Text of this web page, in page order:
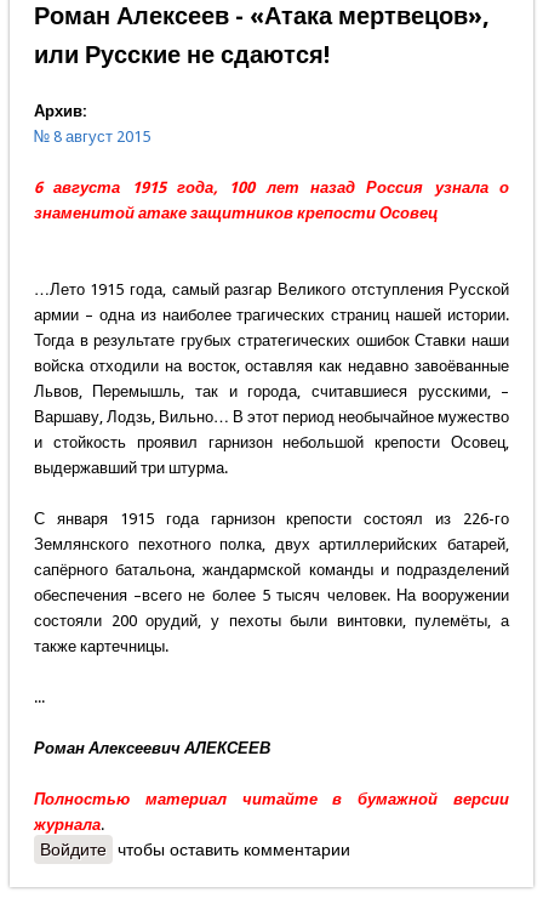
Роман Алексеев - «Атака мертвецов»,
или Русские не сдаются!
Архив:
№ 8 август 2015
6 августа 1915 года, 100 лет назад Россия узнала о
знаменитой атаке защитников крепости Осовец
…Лето 1915 года, самый разгар Великого отступления Русской
армии – одна из наиболее трагических страниц нашей истории.
Тогда в результате грубых стратегических ошибок Ставки наши
войска отходили на восток, оставляя как недавно завоёванные
Львов, Перемышль, так и города, считавшиеся русскими, –
Варшаву, Лодзь, Вильно… В этот период необычайное мужество
и стойкость проявил гарнизон небольшой крепости Осовец,
выдержавший три штурма.
С января 1915 года гарнизон крепости состоял из 226-го
Землянского пехотного полка, двух артиллерийских батарей,
сапёрного батальона, жандармской команды и подразделений
обеспечения –всего не более 5 тысяч человек. На вооружении
состояли 200 орудий, у пехоты были винтовки, пулемёты, а
также картечницы.
...
Роман Алексеевич АЛЕКСЕЕВ
Полностью материал читайте в бумажной версии
журнала.
Войдите чтобы оставить комментарии